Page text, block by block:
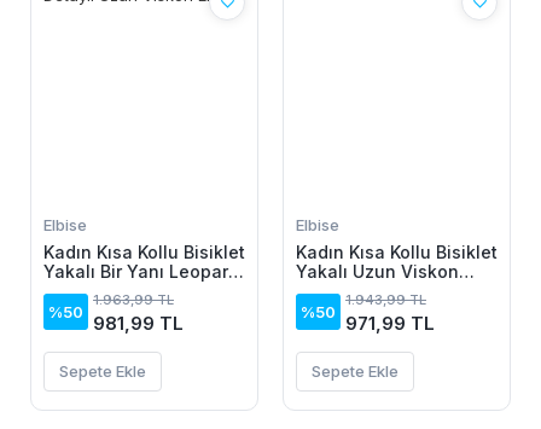
Elbise
Kadın Kısa Kollu Bisiklet
Yakalı Bir Yanı Leopar
Detaylı Uzun Viskon
Elbise
%50
1.963,99 TL
981,99 TL
Sepete Ekle
Elbise
Kadın Kısa Kollu Bisiklet
Yakalı Uzun Viskon
Elbise
%50
1.943,99 TL
971,99 TL
Sepete Ekle